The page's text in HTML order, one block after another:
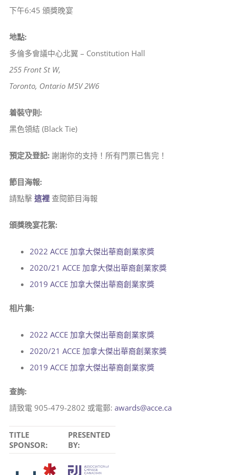
下午6:45 頒獎晚宴
地點:
多倫多會議中心北翼 – Constitution Hall
255 Front St W,
Toronto, Ontario M5V 2W6
着裝守則:
黑色領結 (Black Tie)
預定及登記: 謝謝你的支持！所有門票已售完！
節目海報:
請點擊 這裡查閱節目海報
頒獎晚宴花絮:
2022 ACCE 加拿大傑出華裔創業家獎
2020/21 ACCE 加拿大傑出華裔創業家獎
2019 ACCE 加拿大傑出華裔創業家獎
相片集:
2022 ACCE 加拿大傑出華裔創業家獎
2020/21 ACCE 加拿大傑出華裔創業家獎
2019 ACCE 加拿大傑出華裔創業家獎
查詢:
請致電 905-479-2802 或電郵: awards@acce.ca
TITLE
SPONSOR:
PRESENTED
BY: